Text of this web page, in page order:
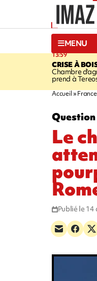
MENU
13:59
CRISE À
Chambre
prend à
Accueil
Le
Publié le 14